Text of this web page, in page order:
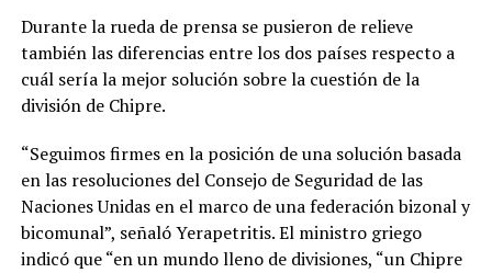
Durante la rueda de prensa se pusieron de relieve
también las diferencias entre los dos países respecto a
cuál sería la mejor solución sobre la cuestión de la
división de Chipre.
“Seguimos firmes en la posición de una solución basada
en las resoluciones del Consejo de Seguridad de las
Naciones Unidas en el marco de una federación bizonal y
bicomunal”, señaló Yerapetritis. El ministro griego
indicó que “en un mundo lleno de divisiones, “un Chipre